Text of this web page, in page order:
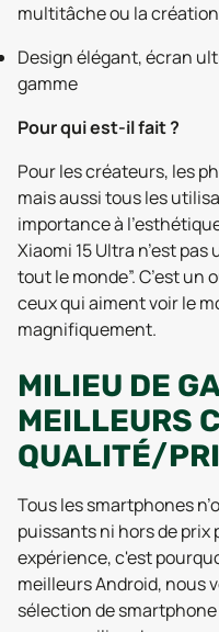
multitâche ou la création
Design élégant, écran
gamme
Pour qui est-il fait ?
Pour les créateurs, les
mais aussi tous les
importance à
Xiaomi 15 Ultra n’est
tout le monde”. C’est
ceux qui aiment voir le
magnifiquement.
MILIEU DE
MEILLEURS
QUALITÉ/
Tous les smartphones
puissants ni hors de
expérience, c'est
meilleurs Android, nous
sélection de